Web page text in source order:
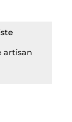
artisan